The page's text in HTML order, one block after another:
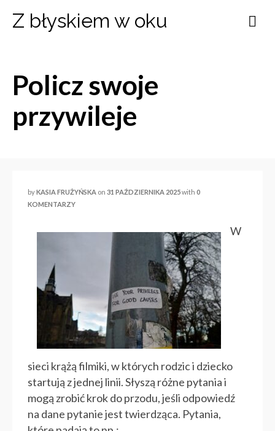
Z błyskiem w oku
Policz swoje
przywileje
byKASIA FRUŻYŃSKA on 31 PAŹDZIERNIKA 2025with 0
KOMENTARZY
W
sieci krążą filmiki, w których rodzic i dziecko
startują z jednej linii. Słyszą różne pytania i
mogą zrobić krok do przodu, jeśli odpowiedź
na dane pytanie jest twierdząca. Pytania,